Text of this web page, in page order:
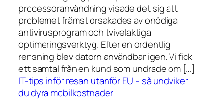
processoranvändning visade det sig att
problemet främst orsakades av onödiga
antivirusprogram och tvivelaktiga
optimeringsverktyg. Efter en ordentlig
rensning blev datorn användbar igen. Vi fick
ett samtal från en kund som undrade om […]
IT-tips inför resan utanför EU – så undviker
du dyra mobilkostnader